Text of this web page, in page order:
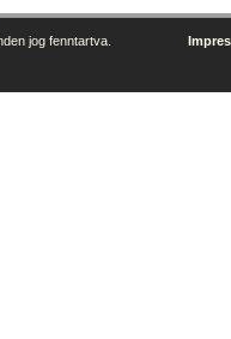
jog fenntartva.